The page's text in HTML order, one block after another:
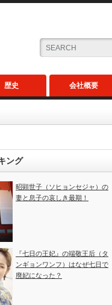
歴史 会社概要
ング
昭顕世子（ソヒョンセジャ）の
妻と息子の哀しき最期！
『七日の王妃』の端敬王后（タ
ンギョンワンフ）はなぜ七日で
廃妃になった？